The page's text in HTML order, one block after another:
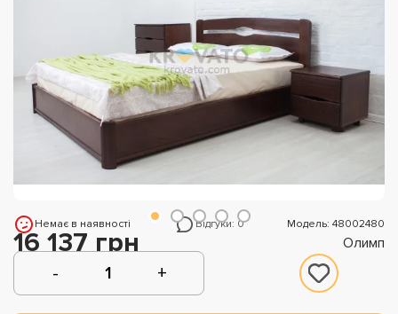
Немає в наявності Відгуки: 0 Модель: 48002480
16 137 грн Олимп